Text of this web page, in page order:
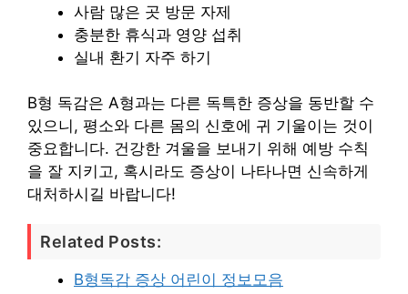
사람 많은 곳 방문 자제
충분한 휴식과 영양 섭취
실내 환기 자주 하기
B형 독감은 A형과는 다른 독특한 증상을 동반할 수
있으니, 평소와 다른 몸의 신호에 귀 기울이는 것이
중요합니다. 건강한 겨울을 보내기 위해 예방 수칙
을 잘 지키고, 혹시라도 증상이 나타나면 신속하게
대처하시길 바랍니다!
Related Posts:
B형독감 증상 어린이 정보모음